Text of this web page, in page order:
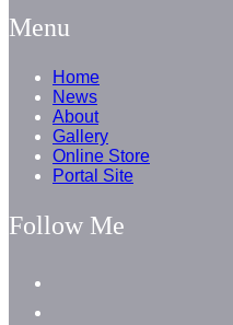
Menu
Home
News
About
Gallery
Online Store
Portal Site
Follow Me